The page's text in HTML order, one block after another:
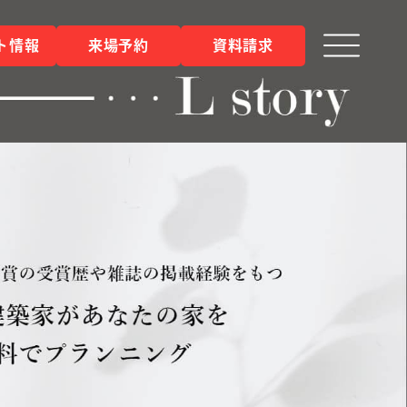
情報 来場予約 資料請求